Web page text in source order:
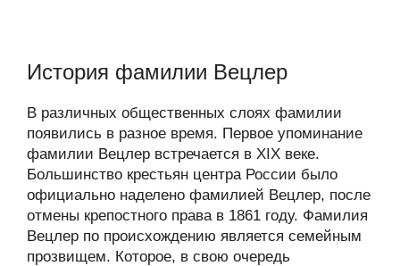
История фамилии Вецлер
В различных общественных слоях фамилии
появились в разное время. Первое упоминание
фамилии Вецлер встречается в XIX веке.
Большинство крестьян центра России было
официально наделено фамилией Вецлер, после
отмены крепостного права в 1861 году. Фамилия
Вецлер по происхождению является семейным
прозвищем. Которое, в свою очередь